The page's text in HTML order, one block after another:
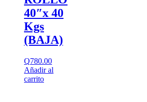
40″x 40
Kgs
(BAJA)
Q780.00
Añadir al
carrito